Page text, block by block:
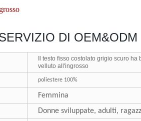
all'ingrosso
DI OEM&ODM
Il testo fisso costolato grigio scuro
velluto all'ingrosso
poliestere 100%
Femmina
Donne sviluppate, adulti,